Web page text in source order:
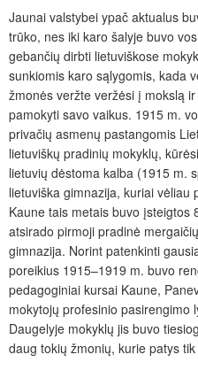
Jaunai valstybei ypač aktualus
trūko, nes iki karo šalyje buvo
gebančių dirbti lietuviškose
sunkiomis karo sąlygomis, kada
žmonės veržte veržėsi į mokslą
pamokyti savo vaikus. 1915 m.
privačių asmenų pastangomis
lietuviškų pradinių mokyklų,
lietuvių dėstoma kalba (1915 m.
lietuviška gimnazija, kuriai vėliau
Kaune tais metais buvo įsteigtos
atsirado pirmoji pradinė
gimnazija. Norint patenkinti
poreikius 1915–1919 m. buvo
pedagoginiai kursai Kaune,
mokytojų profesinio pasirengimo
Daugelyje mokyklų jis buvo
daug tokių žmonių, kurie patys